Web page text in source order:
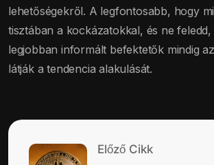
lehetőségekről. A legfontosabb, hogy
tisztában a kockázatokkal, és ne
legjobban informált befektetők mindig
látják a tendencia alakulását.
Előző Cikk